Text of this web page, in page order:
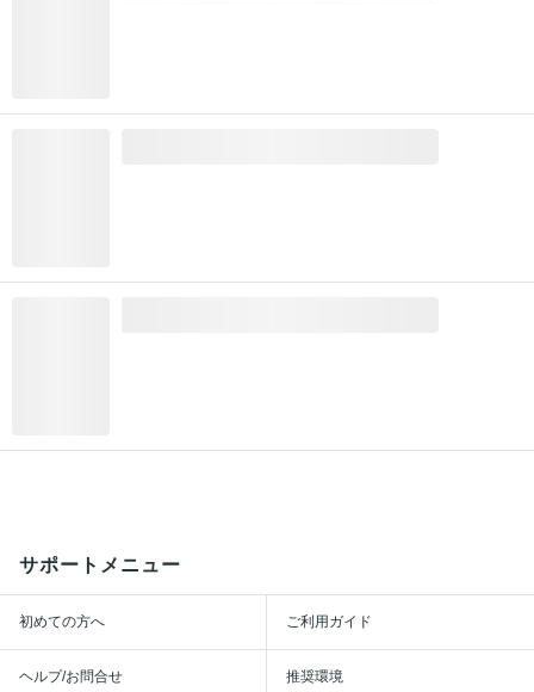
サポートメニュー
初めての方へ ご利用ガイド
ヘルプ/お問合せ 推奨環境